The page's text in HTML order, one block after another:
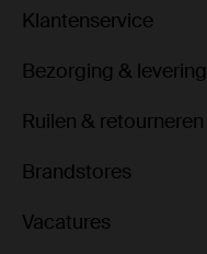
Klantenservice
Bezorging & levering
Ruilen & retourneren
Brandstores
Vacatures